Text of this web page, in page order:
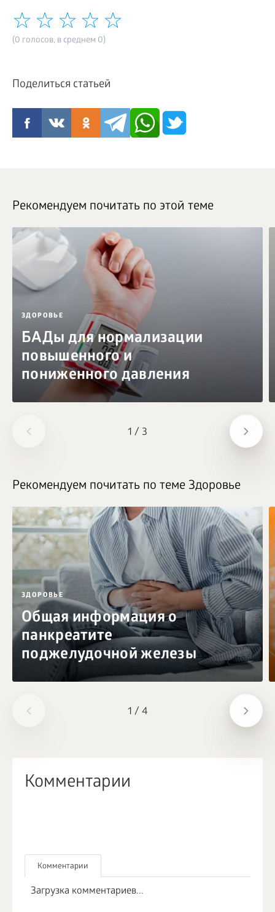
(0 голосов, в среднем 0)
Поделиться статьей
1 / 3
Рекомендуем почитать по этой теме
ЗДОРОВЬЕ
БАДы для нормализации
повышенного и
пониженного давления
1 / 4
Рекомендуем почитать по теме Здоровье
ЗДОРОВЬЕ
Общая информация о
панкреатите
поджелудочной железы
Комментарии
Комментарии
Загрузка комментариев...